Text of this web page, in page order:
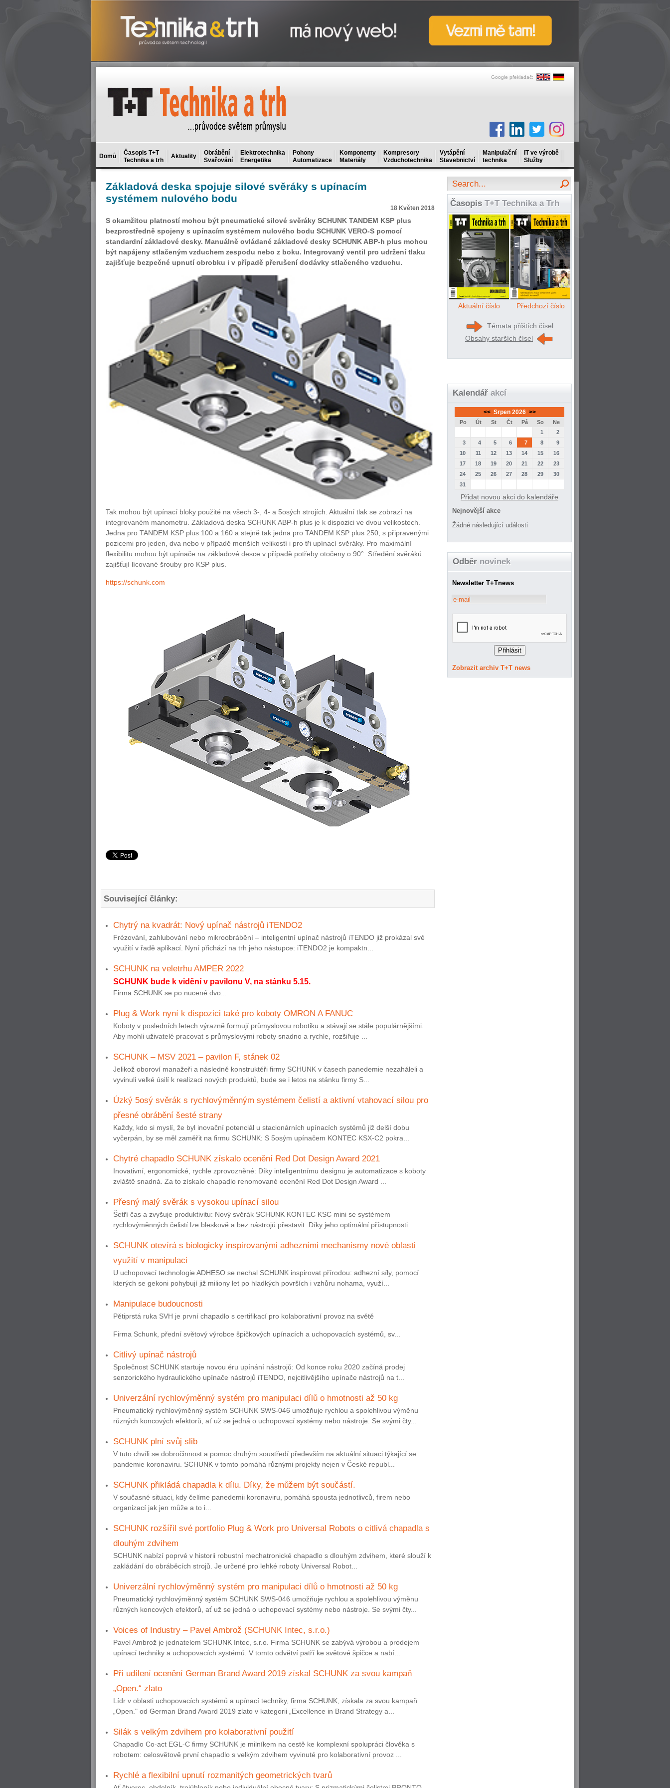
Google překladač:
Domů
Časopis T+T
Technika a trh
Aktuality
Obrábění
Svařování
Elektrotechnika
Energetika
Pohony
Automatizace
Komponenty
Materiály
Kompresory
Vzduchotechnika
Vytápění
Stavebnictví
Manipulační
technika
IT ve výrobě
Služby
Základová deska spojuje silové svěráky s upínacím
systémem nulového bodu
18 Květen 2018
S okamžitou platností mohou být pneumatické silové svěráky SCHUNK TANDEM KSP plus
bezprostředně spojeny s upínacím systémem nulového bodu SCHUNK VERO-S pomocí
standardní základové desky. Manuálně ovládané základové desky SCHUNK ABP-h plus mohou
být napájeny stlačeným vzduchem zespodu nebo z boku. Integrovaný ventil pro udržení tlaku
zajišťuje bezpečné upnutí obrobku i v případě přerušení dodávky stlačeného vzduchu.
Tak mohou být upínací bloky použité na všech 3-, 4- a 5osých strojích. Aktuální tlak se zobrazí na
integrovaném manometru. Základová deska SCHUNK ABP-h plus je k dispozici ve dvou velikostech.
Jedna pro TANDEM KSP plus 100 a 160 a stejně tak jedna pro TANDEM KSP plus 250, s připravenými
pozicemi pro jeden, dva nebo v případě menších velikostí i pro tři upínací svěráky. Pro maximální
flexibilitu mohou být upínače na základové desce v případě potřeby otočeny o 90°. Středění svěráků
zajišťují lícované šrouby pro KSP plus.
https://schunk.com
Související články:
Chytrý na kvadrát: Nový upínač nástrojů iTENDO2
Frézování, zahlubování nebo mikroobrábění – inteligentní upínač nástrojů iTENDO již prokázal své
využití v řadě aplikací. Nyní přichází na trh jeho nástupce: iTENDO2 je kompaktn...
SCHUNK na veletrhu AMPER 2022
SCHUNK bude k vidění v pavilonu V, na stánku 5.15.
Firma SCHUNK se po nucené dvo...
Plug & Work nyní k dispozici také pro koboty OMRON A FANUC
Koboty v posledních letech výrazně formují průmyslovou robotiku a stávají se stále populárnějšími.
Aby mohli uživatelé pracovat s průmyslovými roboty snadno a rychle, rozšiřuje ...
SCHUNK – MSV 2021 – pavilon F, stánek 02
Jelikož oboroví manažeři a následně konstruktéři firmy SCHUNK v časech panedemie nezaháleli a
vyvinuli velké úsilí k realizaci nových produktů, bude se i letos na stánku firmy S...
Úzký 5osý svěrák s rychlovýměnným systémem čelistí a aktivní vtahovací silou pro
přesné obrábění šesté strany
Každy, kdo si myslí, že byl inovační potenciál u stacionárních upínacích systémů již delší dobu
vyčerpán, by se měl zaměřit na firmu SCHUNK: S 5osým upínačem KONTEC KSX-C2 pokra...
Chytré chapadlo SCHUNK získalo ocenění Red Dot Design Award 2021
Inovativní, ergonomické, rychle zprovozněné: Díky inteligentnímu designu je automatizace s koboty
zvláště snadná. Za to získalo chapadlo renomované ocenění Red Dot Design Award ...
Přesný malý svěrák s vysokou upínací silou
Šetří čas a zvyšuje produktivitu: Nový svěrák SCHUNK KONTEC KSC mini se systémem
rychlovýměnných čelistí lze bleskově a bez nástrojů přestavit. Díky jeho optimální přístupnosti ...
SCHUNK otevírá s biologicky inspirovanými adhezními mechanismy nové oblasti
využití v manipulaci
U uchopovací technologie ADHESO se nechal SCHUNK inspirovat přírodou: adhezní síly, pomocí
kterých se gekoni pohybují již miliony let po hladkých površích i vzhůru nohama, využí...
Manipulace budoucnosti
Pětiprstá ruka SVH je první chapadlo s certifikací pro kolaborativní provoz na světě
Firma Schunk, přední světový výrobce špičkových upínacích a uchopovacích systémů, sv...
Citlivý upínač nástrojů
Společnost SCHUNK startuje novou éru upínání nástrojů: Od konce roku 2020 začíná prodej
senzorického hydraulického upínače nástrojů iTENDO, nejcitlivějšího upínače nástrojů na t...
Univerzální rychlovýměnný systém pro manipulaci dílů o hmotnosti až 50 kg
Pneumatický rychlovýměnný systém SCHUNK SWS-046 umožňuje rychlou a spolehlivou výměnu
různých koncových efektorů, ať už se jedná o uchopovací systémy nebo nástroje. Se svými čty...
SCHUNK plní svůj slib
V tuto chvíli se dobročinnost a pomoc druhým soustředí především na aktuální situaci týkající se
pandemie koronaviru. SCHUNK v tomto pomáhá různými projekty nejen v České republ...
SCHUNK přikládá chapadla k dílu. Díky, že můžem být součástí.
V současné situaci, kdy čelíme panedemii koronaviru, pomáhá spousta jednotlivců, firem nebo
organizací jak jen může a to i...
SCHUNK rozšířil své portfolio Plug & Work pro Universal Robots o citlivá chapadla s
dlouhým zdvihem
SCHUNK nabízí poprvé v historii robustní mechatronické chapadlo s dlouhým zdvihem, které slouží k
zakládání do obráběcích strojů. Je určené pro lehké roboty Universal Robot...
Univerzální rychlovýměnný systém pro manipulaci dílů o hmotnosti až 50 kg
Pneumatický rychlovýměnný systém SCHUNK SWS-046 umožňuje rychlou a spolehlivou výměnu
různých koncových efektorů, ať už se jedná o uchopovací systémy nebo nástroje. Se svými čty...
Voices of Industry – Pavel Ambrož (SCHUNK Intec, s.r.o.)
Pavel Ambrož je jednatelem SCHUNK Intec, s.r.o. Firma SCHUNK se zabývá výrobou a prodejem
upínací techniky a uchopovacích systémů. V tomto odvětví patří ke světové špičce a nabí...
Při udílení ocenění German Brand Award 2019 získal SCHUNK za svou kampaň
„Open.“ zlato
Lídr v oblasti uchopovacích systémů a upínací techniky, firma SCHUNK, získala za svou kampaň
„Open." od German Brand Award 2019 zlato v kategorii „Excellence in Brand Strategy a...
Silák s velkým zdvihem pro kolaborativní použití
Chapadlo Co-act EGL-C firmy SCHUNK je milníkem na cestě ke komplexní spolupráci člověka s
robotem: celosvětově první chapadlo s velkým zdvihem vyvinuté pro kolaborativní provoz ...
Rychlé a flexibilní upnutí rozmanitých geometrických tvarů
Časopis T+T Technika a Trh
Aktuální číslo Předchozí číslo
Témata příštích čísel
Obsahy starších čísel
Kalendář akcí
<< Srpen 2026 >>
Po Út St Čt Pá So
Ne
1
2
3
4 5 6 7 8
9
10
11 12 13 14 15
16
17
18 19 20 21 22
23
24
25 26 27 28 29
30
31
Přidat novou akci do kalendáře
Nejnovější akce
Žádné následující události
Odběr novinek
Newsletter T+Tnews
Zobrazit archiv T+T news